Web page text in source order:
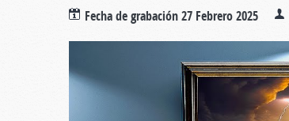
Fecha de grabación27 Febrero 2025